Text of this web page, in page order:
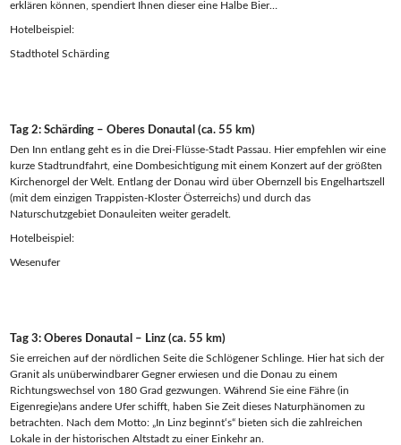
erklären können, spendiert Ihnen dieser eine Halbe Bier…
Hotelbeispiel:
Stadthotel Schärding
Tag 2: Schärding – Oberes Donautal (ca. 55 km)
Den Inn entlang geht es in die Drei-Flüsse-Stadt Passau. Hier empfehlen wir eine
kurze Stadtrundfahrt, eine Dombesichtigung mit einem Konzert auf der größten
Kirchenorgel der Welt. Entlang der Donau wird über Obernzell bis Engelhartszell
(mit dem einzigen Trappisten-Kloster Österreichs) und durch das
Naturschutzgebiet Donauleiten weiter geradelt.
Hotelbeispiel:
Wesenufer
Tag 3: Oberes Donautal – Linz (ca. 55 km)
Sie erreichen auf der nördlichen Seite die Schlögener Schlinge. Hier hat sich der
Granit als unüberwindbarer Gegner erwiesen und die Donau zu einem
Richtungswechsel von 180 Grad gezwungen. Während Sie eine Fähre (in
Eigenregie)ans andere Ufer schifft, haben Sie Zeit dieses Naturphänomen zu
betrachten. Nach dem Motto: „In Linz beginnt‘s“ bieten sich die zahlreichen
Lokale in der historischen Altstadt zu einer Einkehr an.